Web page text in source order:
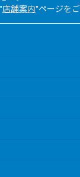
店舗案内"ページを